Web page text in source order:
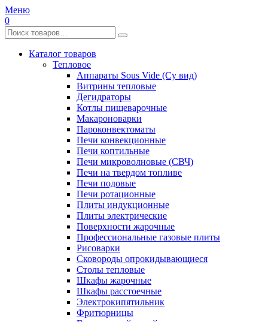
Меню
0
Каталог товаров
Тепловое
Аппараты Sous Vide (Су вид)
Витрины тепловые
Дегидраторы
Котлы пищеварочные
Макароноварки
Пароконвектоматы
Печи конвекционные
Печи коптильные
Печи микроволновые (СВЧ)
Печи на твердом топливе
Печи подовые
Печи ротационные
Плиты индукционные
Плиты электрические
Поверхности жарочные
Профессиональные газовые плиты
Рисоварки
Сковороды опрокидывающиеся
Столы тепловые
Шкафы жарочные
Шкафы расстоечные
Электрокипятильник
Фритюрницы